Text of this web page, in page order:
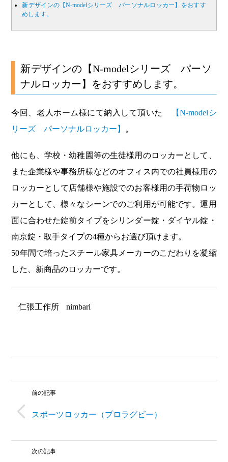
新デザインの【N-modelシリーズ パーソナルロッカー】をおすす
めします。
新デザインの【N-modelシリーズ パーソ
ナルロッカー】をおすすめします。
今回、老人ホーム様にて納入して頂いた
【N-modelシ
リーズ パーソナルロッカー】 。
他にも、学校・幼稚園等の生徒様用のロッカーとして、
また企業様や事務所様などのオフィス内での社員様用の
ロッカーとして店舗様や施設でのお客様用の手荷物ロッ
カーとして、様々なシーンでのご利用が可能です。運用
面に合わせた錠前タイプをシリンダー錠・ダイヤル錠・
南京錠・取手タイプの4種からお選び頂けます。
50年間で培ったスチール家具メーカーのこだわりを凝縮
した、新商品のロッカーです。
仁張工作所 nimbari
前の記事
スポーツロッカー（プロラグビー）
次の記事